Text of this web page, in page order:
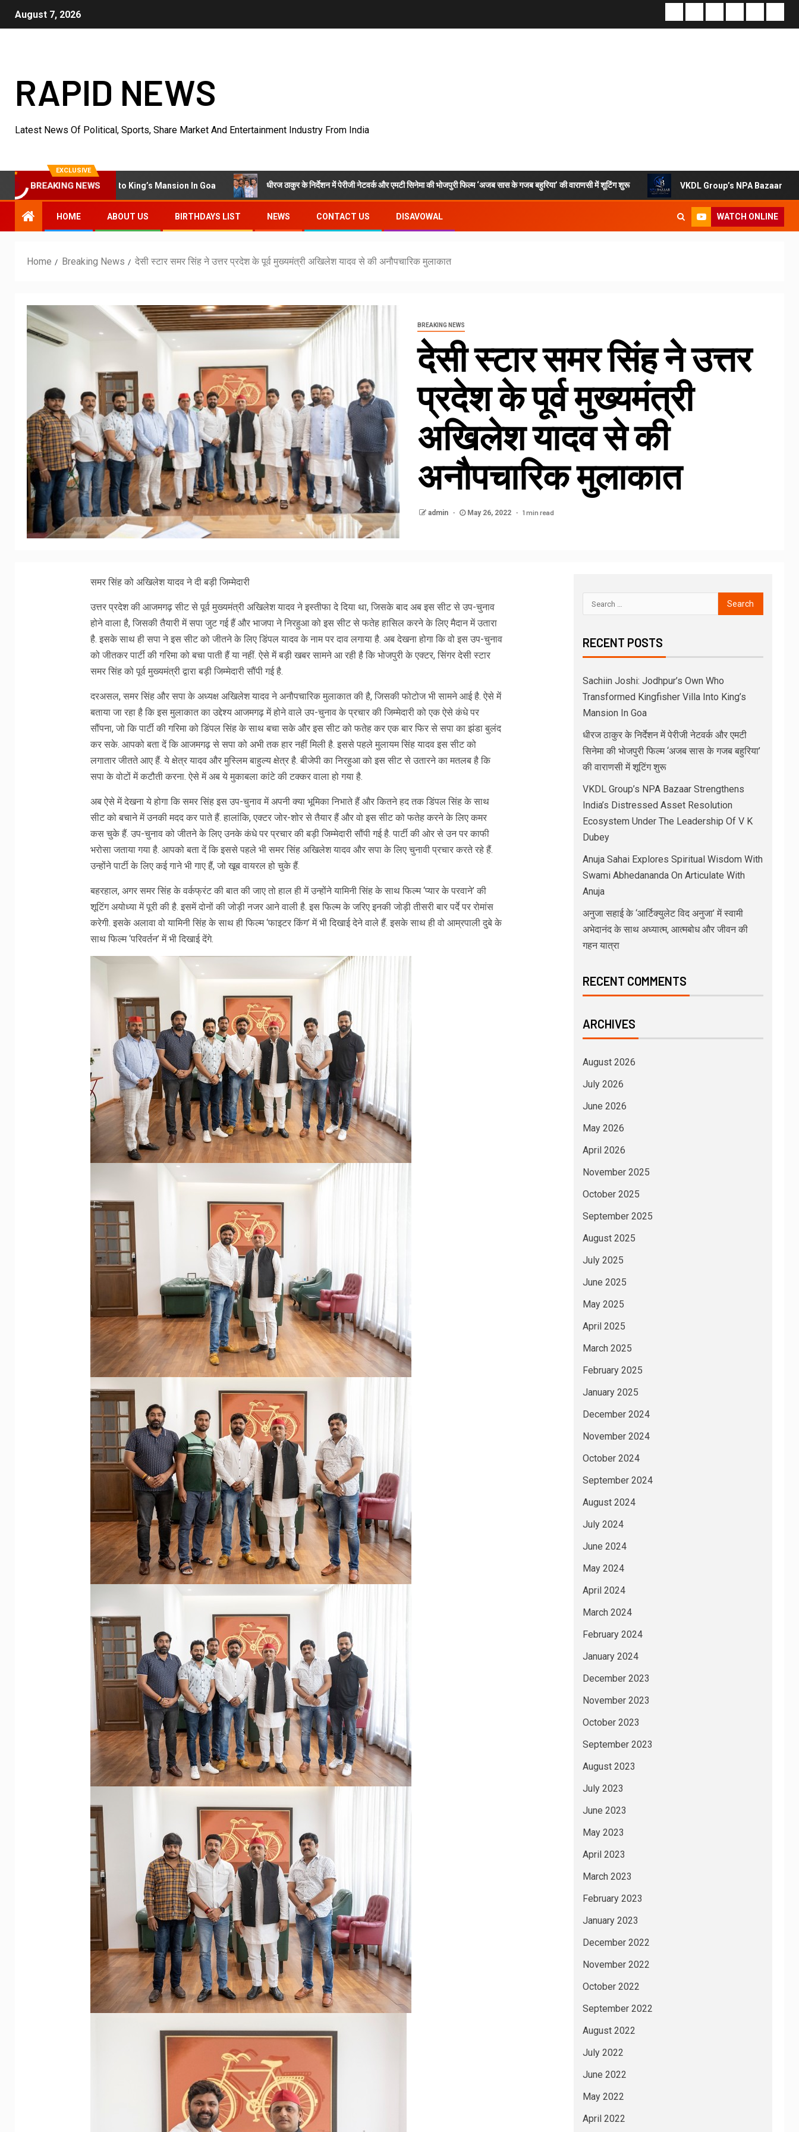
August 7, 2026
RAPID NEWS
Latest News Of Political, Sports, Share Market And Entertainment Industry From India
EXCLUSIVE
BREAKING NEWS
Villa Into King’s Mansion In Goa धीरज ठाकुर के निर्देशन में पेरीजी नेटवर्क और एमटी सिनेमा की भोजपुरी फिल्म ‘अजब सास के गजब बहुरिया’ की वाराणसी में शूटिंग शुरू VKDL Group’s NPA Bazaar Strengthens
HOME ABOUT US BIRTHDAYS LIST NEWS CONTACT US DISAVOWAL WATCH ONLINE
Home Breaking News देसी स्टार समर सिंह ने उत्तर प्रदेश के पूर्व मुख्यमंत्री अखिलेश यादव से की अनौपचारिक मुलाकात
BREAKING NEWS
देसी स्टार समर सिंह ने उत्तर
प्रदेश के पूर्व मुख्यमंत्री
अखिलेश यादव से की
अनौपचारिक मुलाकात
admin May 26, 2022 1 min read
समर सिंह को अखिलेश यादव ने दी बड़ी जिम्मेदारी
उत्तर प्रदेश की आजमगढ़ सीट से पूर्व मुख्यमंत्री अखिलेश यादव ने इस्तीफा दे दिया था, जिसके बाद अब इस सीट से उप-चुनाव
होने वाला है, जिसकी तैयारी में सपा जुट गई हैं और भाजपा ने निरहुआ को इस सीट से फतेह हासिल करने के लिए मैदान में उतारा
है. इसके साथ ही सपा ने इस सीट को जीतने के लिए डिंपल यादव के नाम पर दाव लगाया है. अब देखना होगा कि वो इस उप-चुनाव
को जीतकर पार्टी की गरिमा को बचा पाती हैं या नहीं. ऐसे में बड़ी खबर सामने आ रही है कि भोजपुरी के एक्टर, सिंगर देसी स्टार
समर सिंह को पूर्व मुख्यमंत्री द्वारा बड़ी जिम्मेदारी सौंपी गई है.
दरअसल, समर सिंह और सपा के अध्यक्ष अखिलेश यादव ने अनौपचारिक मुलाकात की है, जिसकी फोटोज भी सामने आई है. ऐसे में
बताया जा रहा है कि इस मुलाकात का उद्देश्य आजमगढ़ में होने वाले उप-चुनाव के प्रचार की जिम्मेदारी को एक ऐसे कंधे पर
सौंपना, जो कि पार्टी की गरिमा को डिंपल सिंह के साथ बचा सके और इस सीट को फतेह कर एक बार फिर से सपा का झंडा बुलंद
कर सके. आपको बता दें कि आजमगढ़ से सपा को अभी तक हार नहीं मिली है. इससे पहले मुलायम सिंह यादव इस सीट को
लगातार जीतते आए हैं. ये क्षेत्र यादव और मुस्लिम बाहुल्य क्षेत्र है. बीजेपी का निरहुआ को इस सीट से उतारने का मतलब है कि
सपा के वोटों में कटौती करना. ऐसे में अब ये मुकाबला कांटे की टक्कर वाला हो गया है.
अब ऐसे में देखना ये होगा कि समर सिंह इस उप-चुनाव में अपनी क्या भूमिका निभाते हैं और कितने हद तक डिंपल सिंह के साथ
सीट को बचाने में उनकी मदद कर पाते हैं. हालांकि, एक्टर जोर-शोर से तैयार हैं और वो इस सीट को फतेह करने के लिए कमर
कस चुके हैं. उप-चुनाव को जीतने के लिए उनके कंधे पर प्रचार की बड़ी जिम्मेदारी सौंपी गई है. पार्टी की ओर से उन पर काफी
भरोसा जताया गया है. आपको बता दें कि इससे पहले भी समर सिंह अखिलेश यादव और सपा के लिए चुनावी प्रचार करते रहे हैं.
उन्होंने पार्टी के लिए कई गाने भी गाए हैं, जो खूब वायरल हो चुके हैं.
बहरहाल, अगर समर सिंह के वर्कफ्रंट की बात की जाए तो हाल ही में उन्होंने यामिनी सिंह के साथ फिल्म ‘प्यार के परवाने’ की
शूटिंग अयोध्या में पूरी की है. इसमें दोनों की जोड़ी नजर आने वाली है. इस फिल्म के जरिए इनकी जोड़ी तीसरी बार पर्दे पर रोमांस
करेगी. इसके अलावा वो यामिनी सिंह के साथ ही फिल्म ‘फाइटर किंग’ में भी दिखाई देने वाले हैं. इसके साथ ही वो आम्रपाली दुबे के
साथ फिल्म ‘परिवर्तन’ में भी दिखाई देंगे.
RECENT POSTS
Sachiin Joshi: Jodhpur’s Own Who
Transformed Kingfisher Villa Into King’s
Mansion In Goa
धीरज ठाकुर के निर्देशन में पेरीजी नेटवर्क और एमटी
सिनेमा की भोजपुरी फिल्म ‘अजब सास के गजब बहुरिया’
की वाराणसी में शूटिंग शुरू
VKDL Group’s NPA Bazaar Strengthens
India’s Distressed Asset Resolution
Ecosystem Under The Leadership Of V K
Dubey
Anuja Sahai Explores Spiritual Wisdom With
Swami Abhedananda On Articulate With
Anuja
अनुजा सहाई के ‘आर्टिक्युलेट विद अनुजा’ में स्वामी
अभेदानंद के साथ अध्यात्म, आत्मबोध और जीवन की
गहन यात्रा
RECENT COMMENTS
ARCHIVES
August 2026
July 2026
June 2026
May 2026
April 2026
November 2025
October 2025
September 2025
August 2025
July 2025
June 2025
May 2025
April 2025
March 2025
February 2025
January 2025
December 2024
November 2024
October 2024
September 2024
August 2024
July 2024
June 2024
May 2024
April 2024
March 2024
February 2024
January 2024
December 2023
November 2023
October 2023
September 2023
August 2023
July 2023
June 2023
May 2023
April 2023
March 2023
February 2023
January 2023
December 2022
November 2022
October 2022
September 2022
August 2022
July 2022
June 2022
May 2022
April 2022